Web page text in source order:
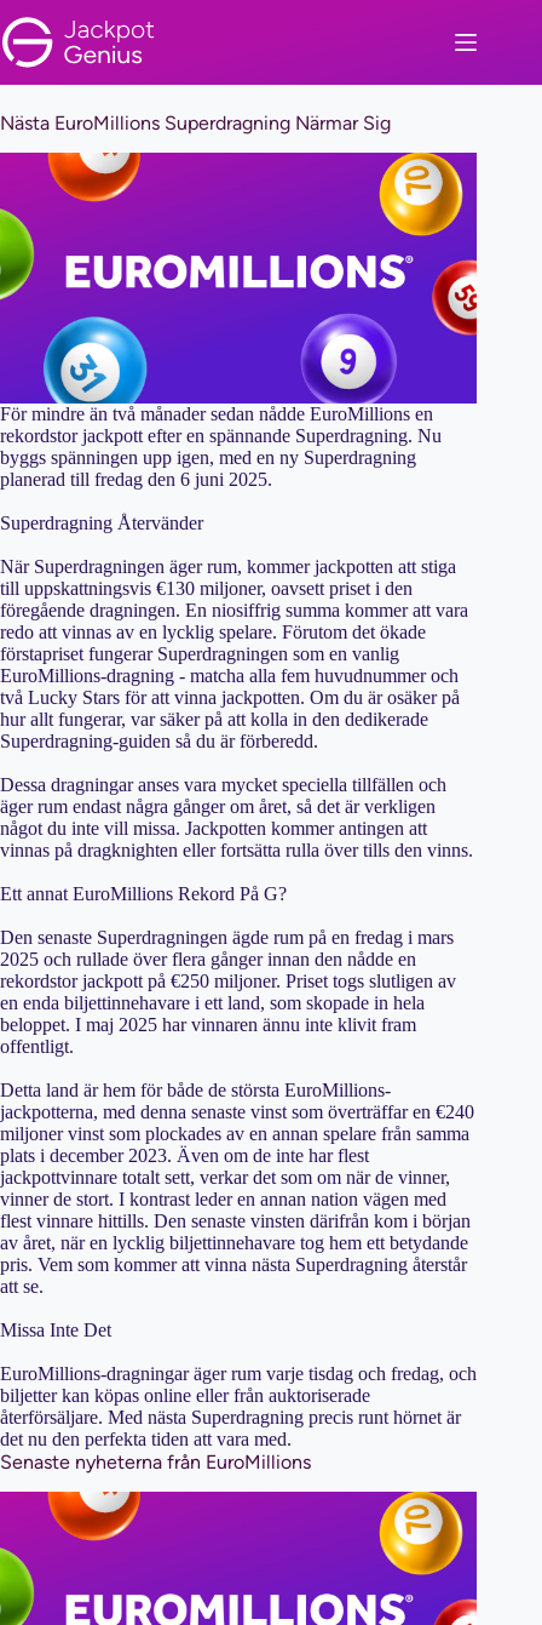
to
content
Nästa EuroMillions Superdragning Närmar Sig
För mindre än två månader sedan nådde EuroMillions en
rekordstor jackpott efter en spännande Superdragning. Nu
byggs spänningen upp igen, med en ny Superdragning
planerad till fredag den 6 juni 2025.
Superdragning Återvänder
När Superdragningen äger rum, kommer jackpotten att stiga
till uppskattningsvis €130 miljoner, oavsett priset i den
föregående dragningen. En niosiffrig summa kommer att vara
redo att vinnas av en lycklig spelare. Förutom det ökade
förstapriset fungerar Superdragningen som en vanlig
EuroMillions-dragning - matcha alla fem huvudnummer och
två Lucky Stars för att vinna jackpotten. Om du är osäker på
hur allt fungerar, var säker på att kolla in den dedikerade
Superdragning-guiden så du är förberedd.
Dessa dragningar anses vara mycket speciella tillfällen och
äger rum endast några gånger om året, så det är verkligen
något du inte vill missa. Jackpotten kommer antingen att
vinnas på dragknighten eller fortsätta rulla över tills den vinns.
Ett annat EuroMillions Rekord På G?
Den senaste Superdragningen ägde rum på en fredag i mars
2025 och rullade över flera gånger innan den nådde en
rekordstor jackpott på €250 miljoner. Priset togs slutligen av
en enda biljettinnehavare i ett land, som skopade in hela
beloppet. I maj 2025 har vinnaren ännu inte klivit fram
offentligt.
Detta land är hem för både de största EuroMillions-
jackpotterna, med denna senaste vinst som överträffar en €240
miljoner vinst som plockades av en annan spelare från samma
plats i december 2023. Även om de inte har flest
jackpottvinnare totalt sett, verkar det som om när de vinner,
vinner de stort. I kontrast leder en annan nation vägen med
flest vinnare hittills. Den senaste vinsten därifrån kom i början
av året, när en lycklig biljettinnehavare tog hem ett betydande
pris. Vem som kommer att vinna nästa Superdragning återstår
att se.
Missa Inte Det
EuroMillions-dragningar äger rum varje tisdag och fredag, och
biljetter kan köpas online eller från auktoriserade
återförsäljare. Med nästa Superdragning precis runt hörnet är
det nu den perfekta tiden att vara med.
Senaste nyheterna från EuroMillions